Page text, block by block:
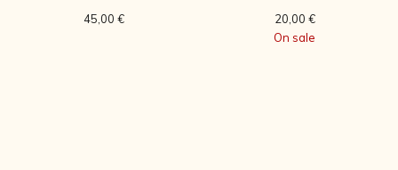
45,00 € 20,00 €
On sale